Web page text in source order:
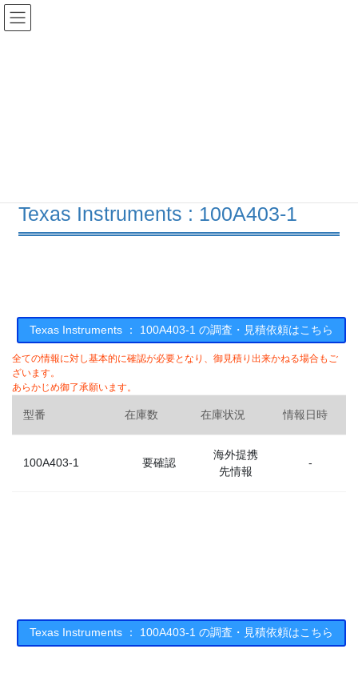
コ
ン
ナ
ビ
Texas Instruments : 100A403-1
Texas Instruments ： 100A403-1 の調査・見積依頼はこちら
全ての情報に対し基本的に確認が必要となり、御見積り出来かねる場合もご
ざいます。
あらかじめ御了承願います。
型番 在庫数 在庫状況 情報日時
100A403-1 要確認
海外提携
先情報
-
Texas Instruments ： 100A403-1 の調査・見積依頼はこちら